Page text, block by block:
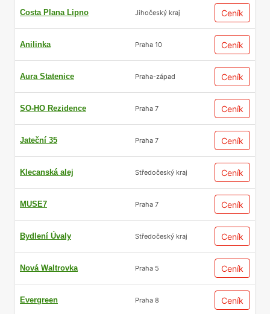
Costa Plana Lipno Jihočeský kraj Ceník
Anilinka Praha 10 Ceník
Aura Statenice Praha-západ Ceník
SO-HO Rezidence Praha 7 Ceník
Jateční 35 Praha 7 Ceník
Klecanská alej Středočeský kraj Ceník
MUSE7 Praha 7 Ceník
Bydlení Úvaly Středočeský kraj Ceník
Nová Waltrovka Praha 5 Ceník
Evergreen Praha 8 Ceník